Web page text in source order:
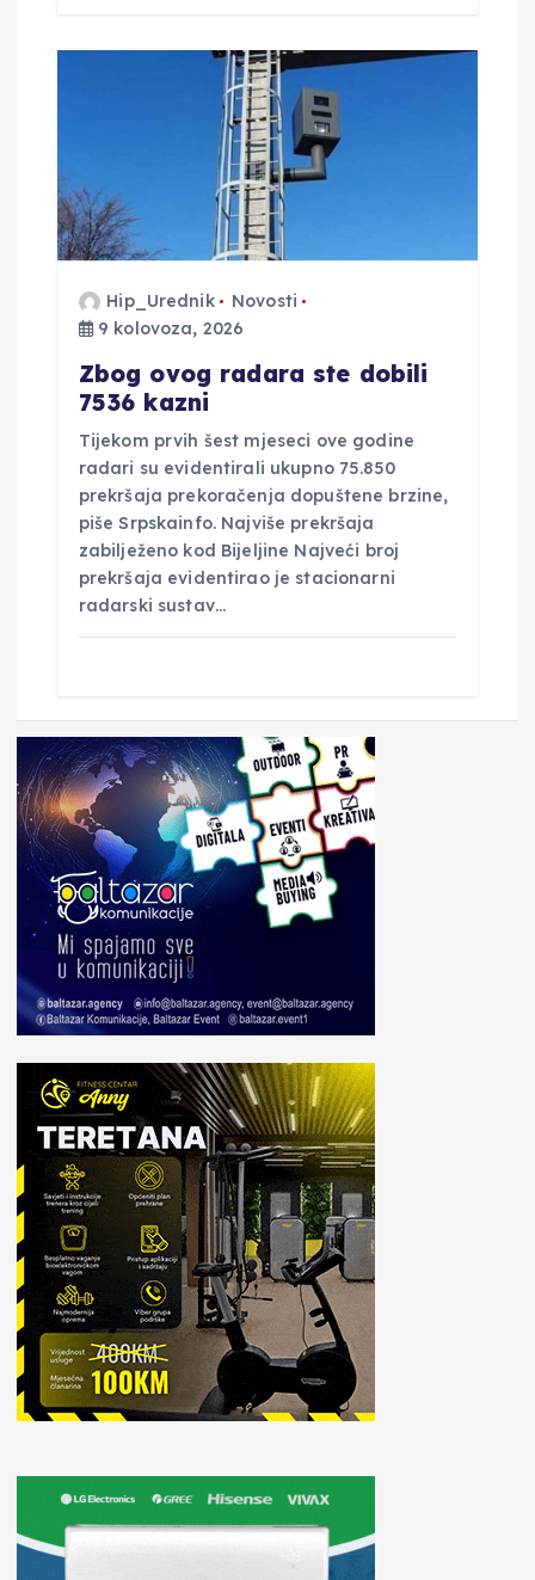
Hip_Urednik
Novosti
9 kolovoza, 2026
Zbog ovog radara ste dobili
7536 kazni
Tijekom prvih šest mjeseci ove godine
radari su evidentirali ukupno 75.850
prekršaja prekoračenja dopuštene brzine,
piše Srpskainfo. Najviše prekršaja
zabilježeno kod Bijeljine Najveći broj
prekršaja evidentirao je stacionarni
radarski sustav…